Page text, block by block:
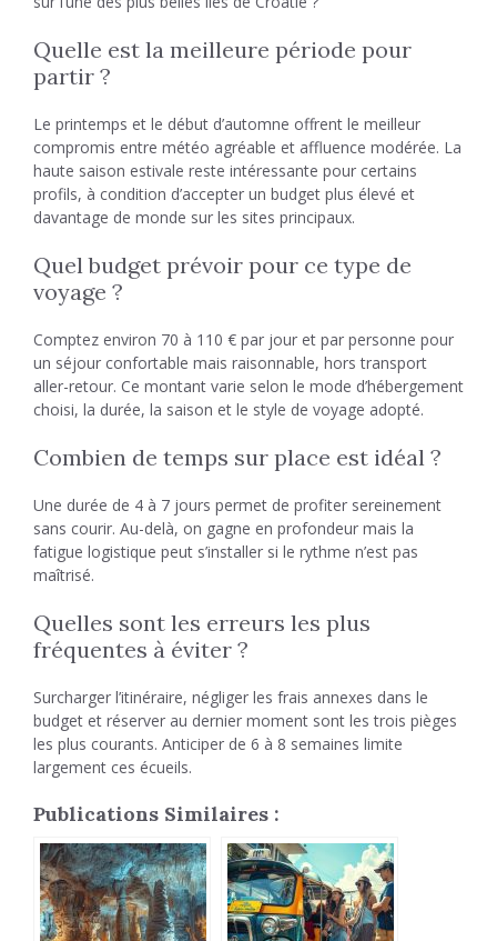
Quelle est la meilleure période pour
partir ?
Le printemps et le début d’automne offrent le meilleur
compromis entre météo agréable et affluence modérée. La
haute saison estivale reste intéressante pour certains
profils, à condition d’accepter un budget plus élevé et
davantage de monde sur les sites principaux.
Quel budget prévoir pour ce type de
voyage ?
Comptez environ 70 à 110 € par jour et par personne pour
un séjour confortable mais raisonnable, hors transport
aller-retour. Ce montant varie selon le mode d’hébergement
choisi, la durée, la saison et le style de voyage adopté.
Combien de temps sur place est idéal ?
Une durée de 4 à 7 jours permet de profiter sereinement
sans courir. Au-delà, on gagne en profondeur mais la
fatigue logistique peut s’installer si le rythme n’est pas
maîtrisé.
Quelles sont les erreurs les plus
fréquentes à éviter ?
Surcharger l’itinéraire, négliger les frais annexes dans le
budget et réserver au dernier moment sont les trois pièges
les plus courants. Anticiper de 6 à 8 semaines limite
largement ces écueils.
Publications Similaires :